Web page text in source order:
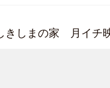
きしまの家 月イチ